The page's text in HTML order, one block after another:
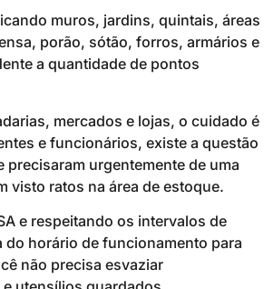
muros, jardins, quintais, áreas
porão, sótão, forros, armários e
a quantidade de pontos
mercados e lojas, o cuidado é
e funcionários, existe a questão
urgentemente de uma
visto ratos na área de estoque.
e respeitando os intervalos de
do horário de funcionamento para
não precisa esvaziar